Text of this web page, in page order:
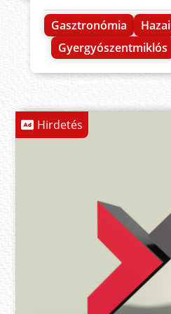
Gasztronómia
Hazai
Gyergyószentmiklós
Hirdetés